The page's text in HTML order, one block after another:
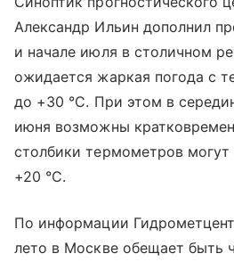
Александр Ильин дополнил
и начале июля в столичном
ожидается жаркая погода с
до +30 °C. При этом в
июня возможны
столбики термометров
+20 °C.
По информации
лето в Москве обещает быть